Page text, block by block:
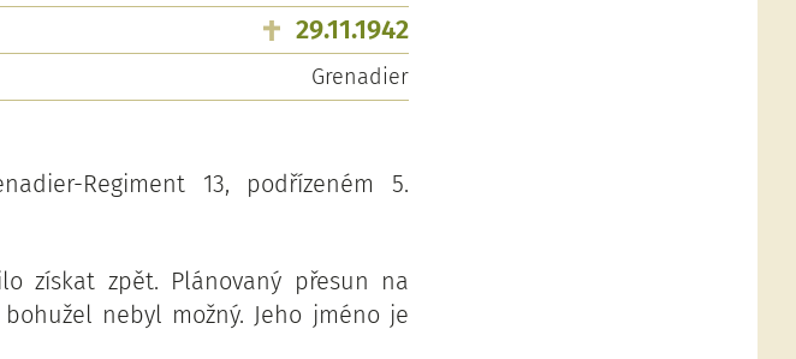
29.11.1942
Grenadier
Regiment 13, podřízeném 5.
získat zpět. Plánovaný přesun na
nebyl možný. Jeho jméno je